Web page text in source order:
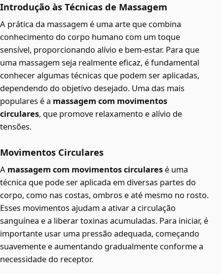
Introdução às Técnicas de Massagem
A prática da massagem é uma arte que combina
conhecimento do corpo humano com um toque
sensível, proporcionando alívio e bem-estar. Para que
uma massagem seja realmente eficaz, é fundamental
conhecer algumas técnicas que podem ser aplicadas,
dependendo do objetivo desejado. Uma das mais
populares é a massagem com movimentos
circulares, que promove relaxamento e alívio de
tensões.
Movimentos Circulares
A massagem com movimentos circulares é uma
técnica que pode ser aplicada em diversas partes do
corpo, como nas costas, ombros e até mesmo no rosto.
Esses movimentos ajudam a ativar a circulação
sanguínea e a liberar toxinas acumuladas. Para iniciar, é
importante usar uma pressão adequada, começando
suavemente e aumentando gradualmente conforme a
necessidade do receptor.